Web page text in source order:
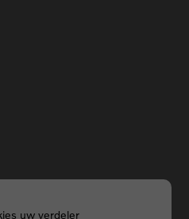
uw verdeler